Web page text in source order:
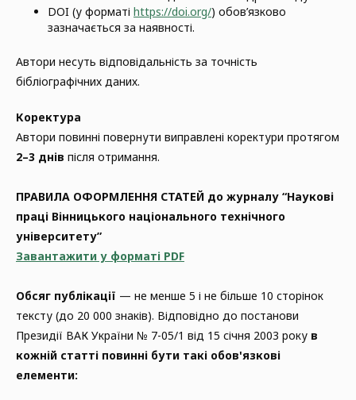
DOI (у форматі https://doi.org/) обов’язково
зазначається за наявності.
Автори несуть відповідальність за точність
бібліографічних даних.
Коректура
Автори повинні повернути виправлені коректури протягом
2–3 днів після отримання.
ПРАВИЛА ОФОРМЛЕННЯ СТАТЕЙ до журналу “Наукові
праці Вінницького національного технічного
університету”
Завантажити у форматі PDF
Обсяг публікації — не менше 5 і не більше 10 сторінок
тексту (до 20 000 знаків). Відповідно до постанови
Президії ВАК України № 7-05/1 від 15 січня 2003 року в
кожній статті повинні бути такі обов'язкові
елементи: